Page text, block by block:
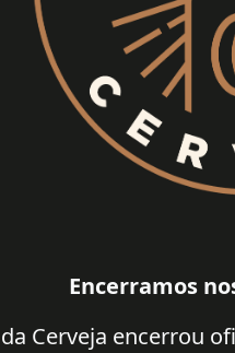
Encerramos
Cerveja encerrou